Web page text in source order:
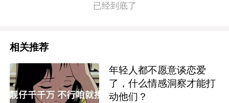
已经到底了
相关推荐
年轻人都不愿意谈恋爱
了，什么情感洞察才能打
动他们？